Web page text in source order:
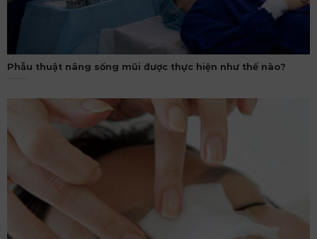
Phẫu thuật nâng sống mũi được thực hiện như thế nào?